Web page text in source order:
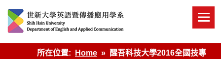
content
英語傳播
所在位置:
Home
醒吾科技大學2016全國技專